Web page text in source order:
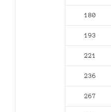
180
193
221
236
267